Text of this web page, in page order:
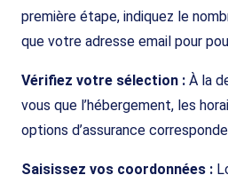
première étape, indiquez le
que votre adresse email pour
Vérifiez votre sélection : À la
vous que l’hébergement, les
options d’assurance
Saisissez vos coordonnées :